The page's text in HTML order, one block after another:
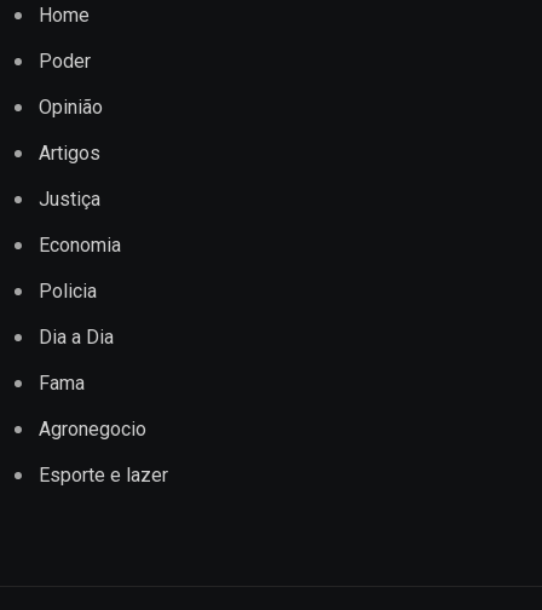
Home
Poder
Opinião
Artigos
Justiça
Economia
Policia
Dia a Dia
Fama
Agronegocio
Esporte e lazer